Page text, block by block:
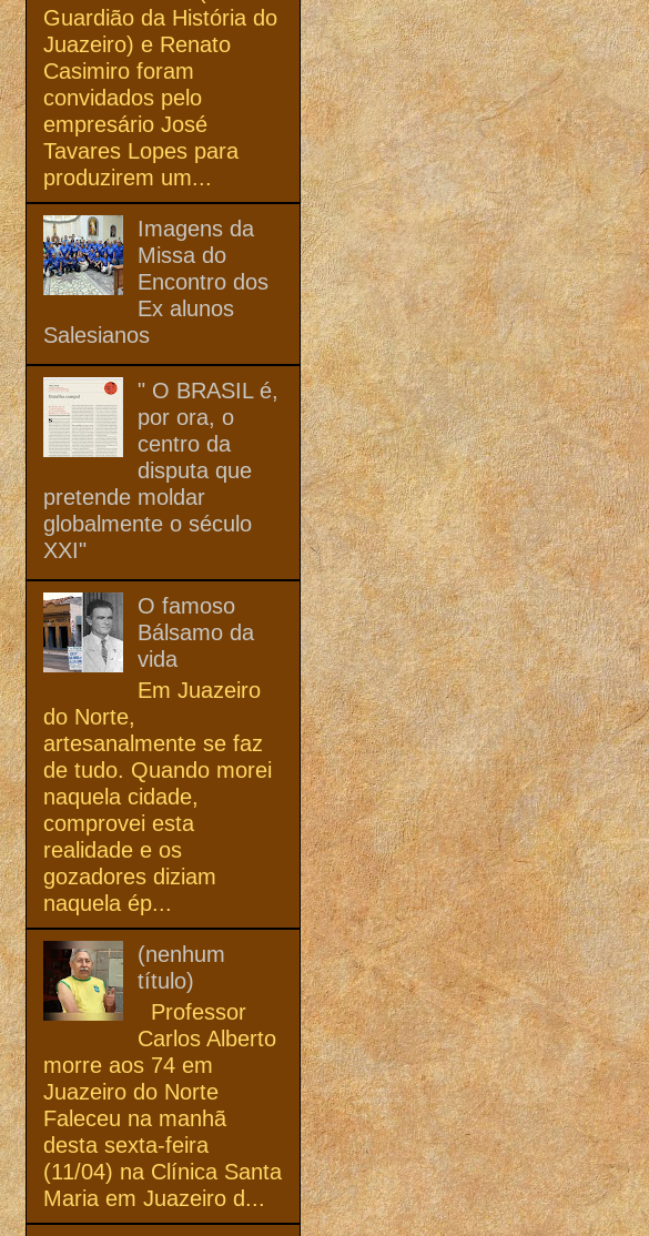
Guardião da História do
Juazeiro) e Renato
Casimiro foram
convidados pelo
empresário José
Tavares Lopes para
produzirem um...
Imagens da
Missa do
Encontro dos
Ex alunos
Salesianos
" O BRASIL é,
por ora, o
centro da
disputa que
pretende moldar
globalmente o século
XXI"
O famoso
Bálsamo da
vida
Em Juazeiro
do Norte,
artesanalmente se faz
de tudo. Quando morei
naquela cidade,
comprovei esta
realidade e os
gozadores diziam
naquela ép...
(nenhum
título)
Professor
Carlos Alberto
morre aos 74 em
Juazeiro do Norte
Faleceu na manhã
desta sexta-feira
(11/04) na Clínica Santa
Maria em Juazeiro d...